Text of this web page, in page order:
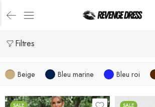
Filtres
Beige Bleu marine Bleu roi
SALE SALE